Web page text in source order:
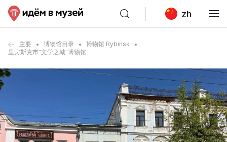
zh
主要 博物馆目录
博物馆 Rybinsk
里宾斯克市“文学之城”博物馆